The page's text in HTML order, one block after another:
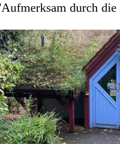
durch